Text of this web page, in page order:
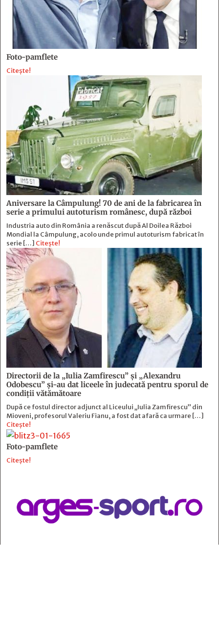
Foto-pamflete
Citește!
Aniversare la Câmpulung! 70 de ani de la fabricarea în
serie a primului autoturism românesc, după război
Industria auto din România a renăscut după Al Doilea Război
Mondial la Câmpulung, acolo unde primul autoturism fabricat în
serie […] Citește!
Directorii de la „Iulia Zamfirescu” și „Alexandru
Odobescu” și-au dat liceele în judecată pentru sporul de
condiții vătămătoare
După ce fostul director adjunct al Liceului „Iulia Zamfirescu” din
Mioveni, profesorul Valeriu Fianu, a fost dat afară ca urmare […]
Citește!
Foto-pamflete
Citește!